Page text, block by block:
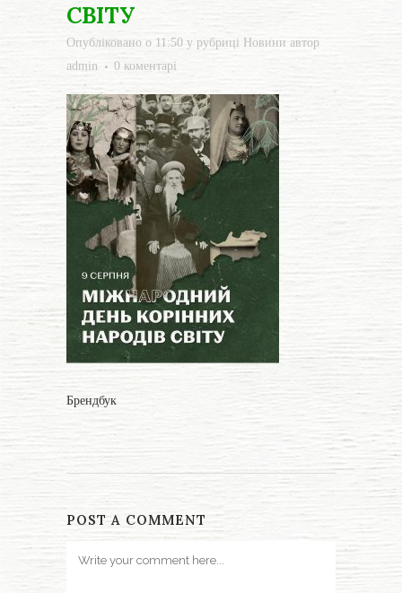
СВІТУ
Опубліковано о 11:50 у рубриці Новини автор
admin
0 коментарі
Брендбук
POST A COMMENT